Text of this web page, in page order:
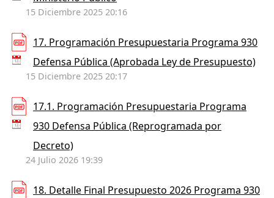
15 Diciembre 2025 20:16
17. Programación Presupuestaria Programa 930
Defensa Pública (Aprobada Ley de Presupuesto)
15 Diciembre 2025 20:17
17.1. Programación Presupuestaria Programa
930 Defensa Pública (Reprogramada por
Decreto)
24 Julio 2026 19:39
18. Detalle Final Presupuesto 2026 Programa 930